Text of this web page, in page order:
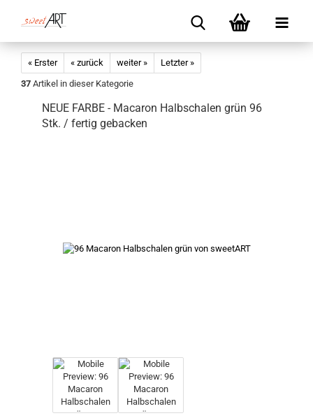
« Erster « zurück weiter »
Letzter »
37 Artikel in dieser Kategorie
NEUE FARBE - Macaron Halbschalen grün 96
Stk. / fertig gebacken